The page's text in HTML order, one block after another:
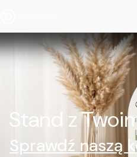
Stand z
Sprawdź naszą